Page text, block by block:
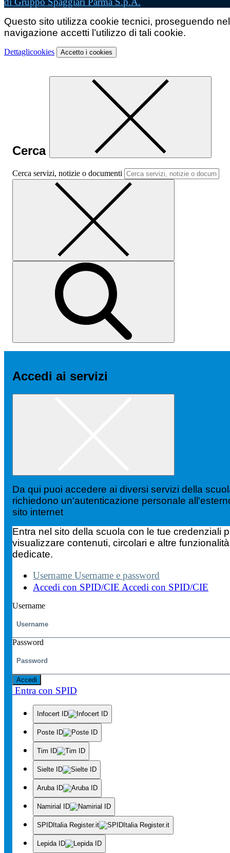
Questo sito utilizza cookie tecnici, proseguendo
navigazione accetti l’utilizzo di tali cookie.
Dettaglicookies Accetto i cookies
Cerca
Cerca servizi, notizie o documenti
Accedi ai servizi
Da qui puoi accedere ai diversi servizi della
richiedono un'autenticazione personale
sito internet
Entra nel sito della scuola con le tue credenziali
visualizzare contenuti, circolari e altre
dedicate.
Username Username e password
Accedi con SPID/CIE Accedi con SPID/CIE
Username
Password
Accedi
Entra con SPID
Infocert ID
Poste ID
Tim ID
Sielte ID
Aruba ID
Namirial ID
SPIDItalia Register.it
Lepida ID